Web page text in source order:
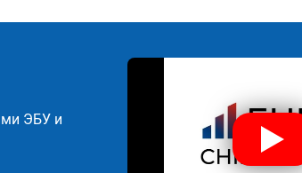
ЭБУ и